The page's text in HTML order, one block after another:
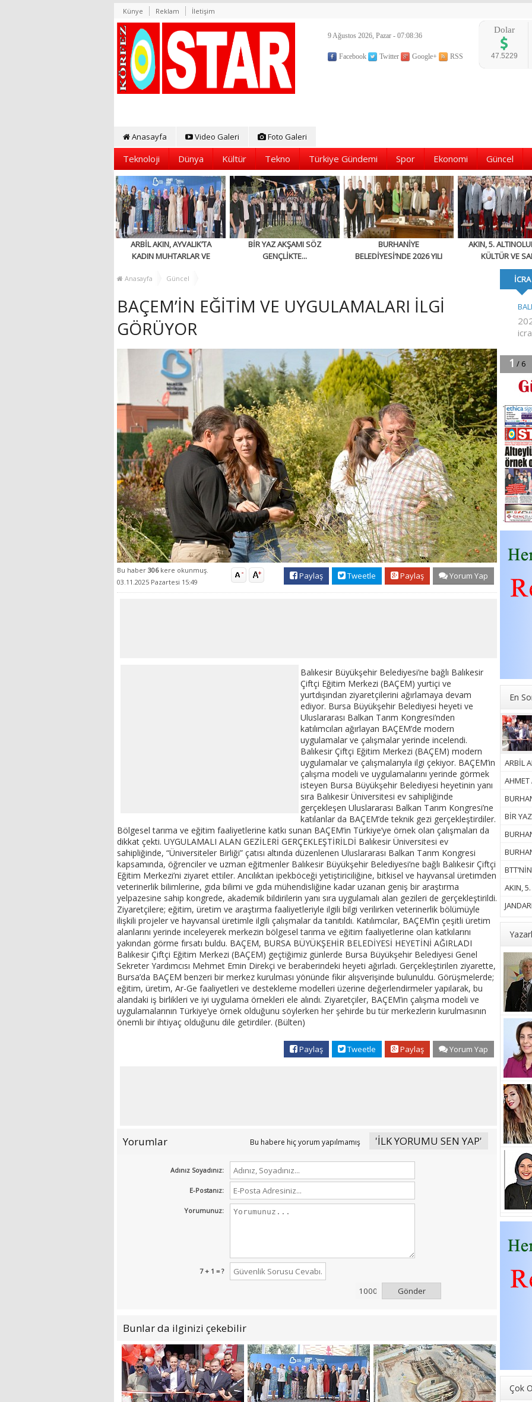
Künye Reklam İletişim
9 Ağustos 2026, Pazar - 07:08:37
Facebook Twitter Google+ RSS
Dolar
47.5229
Anasayfa Video Galeri Foto Galeri
Teknoloji Dünya Kültür Tekno Türkiye Gündemi Spor Ekonomi Güncel
ARBİL AKIN, AYVALIK’TA
KADIN MUHTARLAR VE
BULUŞTU
BİR YAZ AKŞAMI SÖZ
GENÇLİKTE...
BURHANİYE
BELEDİYESİ’NDE 2026 YILI
AKIN, 5.
KÜLTÜR VE
FESTİVALİ’NE
En
ARBİL
AHMET
BİR
AKIN,
Çok
Anasayfa Güncel
BAÇEM’İN EĞİTİM VE UYGULAMALARI İLGİ
GÖRÜYOR
Bu haber 306 kere okunmuş.
03.11.2025 Pazartesi 15:49
Paylaş Tweetle Paylaş Yorum Yap
Balıkesir Büyükşehir Belediyesi’ne bağlı Balıkesir
Çiftçi Eğitim Merkezi (BAÇEM) yurtiçi ve
yurtdışından ziyaretçilerini ağırlamaya devam
ediyor. Bursa Büyükşehir Belediyesi heyeti ve
Uluslararası Balkan Tarım Kongresi’nden
katılımcıları ağırlayan BAÇEM’de modern
uygulamalar ve çalışmalar yerinde incelendi.
Balıkesir Çiftçi Eğitim Merkezi (BAÇEM) modern
uygulamalar ve çalışmalarıyla ilgi çekiyor. BAÇEM’in
çalışma modeli ve uygulamalarını yerinde görmek
isteyen Bursa Büyükşehir Belediyesi heyetinin yanı
sıra Balıkesir Üniversitesi ev sahipliğinde
gerçekleşen Uluslararası Balkan Tarım Kongresi’ne
katılanlar da BAÇEM’de teknik gezi gerçekleştirdiler.
Bölgesel tarıma ve eğitim faaliyetlerine katkı sunan BAÇEM’in Türkiye’ye örnek olan çalışmaları da
dikkat çekti. UYGULAMALI ALAN GEZİLERİ GERÇEKLEŞTİRİLDİ Balıkesir Üniversitesi ev
sahipliğinde, “Üniversiteler Birliği” çatısı altında düzenlenen Uluslararası Balkan Tarım Kongresi
kapsamında, öğrenciler ve uzman eğitmenler Balıkesir Büyükşehir Belediyesi’ne bağlı Balıkesir Çiftçi
Eğitim Merkezi’ni ziyaret ettiler. Arıcılıktan ipekböceği yetiştiriciliğine, bitkisel ve hayvansal üretimden
veterinerlik bilimlerine, gıda bilimi ve gıda mühendisliğine kadar uzanan geniş bir araştırma
yelpazesine sahip kongrede, akademik bildirilerin yanı sıra uygulamalı alan gezileri de gerçekleştirildi.
Ziyaretçilere; eğitim, üretim ve araştırma faaliyetleriyle ilgili bilgi verilirken veterinerlik bölümüyle
ilişkili projeler ve hayvansal üretimle ilgili çalışmalar da tanıtıldı. Katılımcılar, BAÇEM’in çeşitli üretim
alanlarını yerinde inceleyerek merkezin bölgesel tarıma ve eğitim faaliyetlerine olan katkılarını
yakından görme fırsatı buldu. BAÇEM, BURSA BÜYÜKŞEHİR BELEDİYESİ HEYETİNİ AĞIRLADI
Balıkesir Çiftçi Eğitim Merkezi (BAÇEM) geçtiğimiz günlerde Bursa Büyükşehir Belediyesi Genel
Sekreter Yardımcısı Mehmet Emin Direkçi ve beraberindeki heyeti ağırladı. Gerçekleştirilen ziyarette,
Bursa’da BAÇEM benzeri bir merkez kurulması yönünde fikir alışverişinde bulunuldu. Görüşmelerde;
eğitim, üretim, Ar-Ge faaliyetleri ve destekleme modelleri üzerine değerlendirmeler yapılarak, bu
alandaki iş birlikleri ve iyi uygulama örnekleri ele alındı. Ziyaretçiler, BAÇEM’in çalışma modeli ve
uygulamalarının Türkiye’ye örnek olduğunu söylerken her şehirde bu tür merkezlerin kurulmasının
önemli bir ihtiyaç olduğunu dile getirdiler. (Bülten)
Paylaş Tweetle Paylaş Yorum Yap
Yorumlar Bu habere hiç yorum yapılmamış 'İLK YORUMU SEN YAP'
Adınız Soyadınız:
E-Postanız:
Yorumunuz:
7 + 1 = ?
Gönder
Bunlar da ilginizi çekebilir